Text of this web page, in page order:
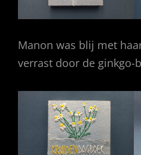
Manon was blij met
verrast door de ginkgo-